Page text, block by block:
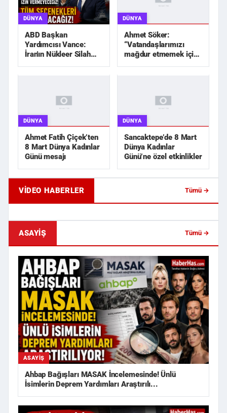
DÜNYA
ABD Başkan
Yardımcısı Vance:
İran'ın Nükleer Silah
DÜNYA
Ahmet Söker:
“Vatandaşlarımızı
mağdur etmemek için
DÜNYA
Ahmet Fatih Çiçek’ten
8 Mart Dünya Kadınlar
Günü mesajı
DÜNYA
Sancaktepe’de 8 Mart
Dünya Kadınlar
Günü’ne özel etkinlikler
VIDEO HABERLER Tümü →
Eski Sevgili Karşılaşması Kanlı Bitti!
Apartman Girişinde
ASAYIŞ Tümü →
ASAYIŞ
Ahbap Bağışları MASAK İncelemesinde! Ünlü
İsimlerin Deprem Yardımları Araştırılı...